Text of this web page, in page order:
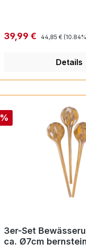
Verkaufspreis:
39,99 € Regulärer Preis:
44,85 €
Details
Rabatt
%
3er-Set
ca. Ø7cm